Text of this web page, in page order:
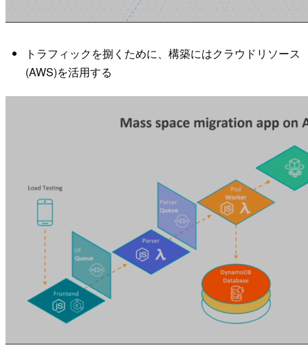
トラフィックを捌くために、構築にはクラウドリソース
(AWS)を活用する